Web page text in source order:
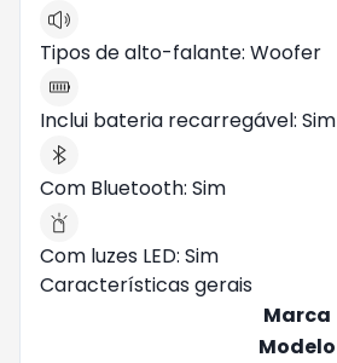
Tipos de alto-falante: Woofer
Inclui bateria recarregável: Sim
Com Bluetooth: Sim
Com luzes LED: Sim
Características gerais
Marca
Modelo